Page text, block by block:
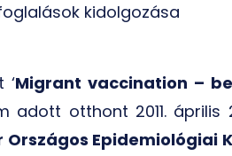
kidolgozása
‘Migrant vaccination –
adott otthont 2011.
Országos Epidemiológiai